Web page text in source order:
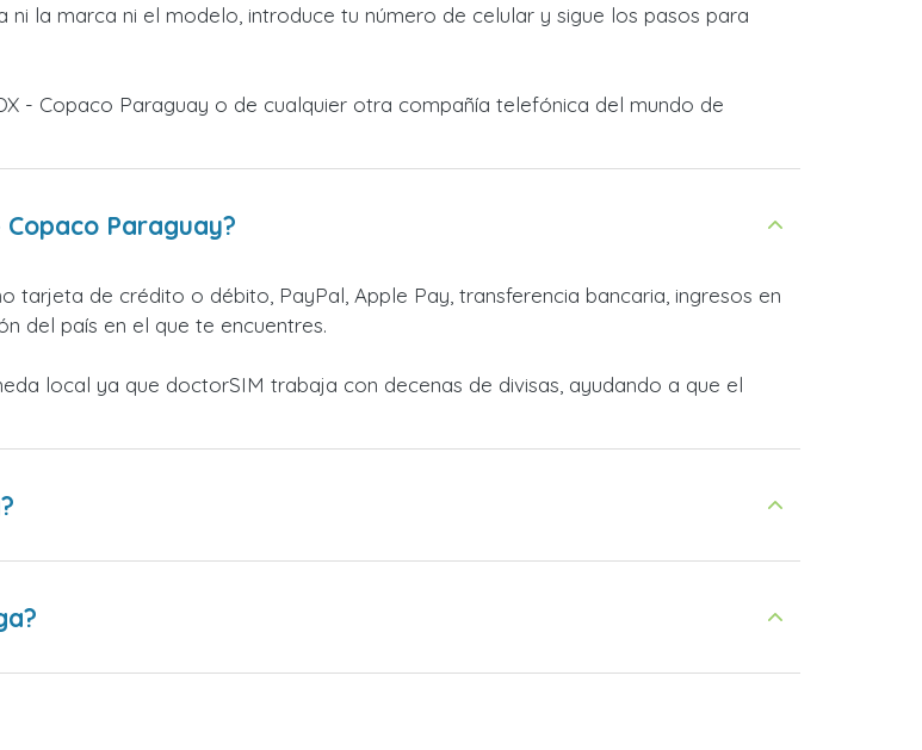
la marca ni el modelo, introduce tu número de celular y sigue los pasos para
- Copaco Paraguay o de cualquier otra compañía telefónica del mundo de
Paraguay?
tarjeta de crédito o débito, PayPal, Apple Pay, transferencia bancaria, ingresos en
del país en el que te encuentres.
local ya que doctorSIM trabaja con decenas de divisas, ayudando a que el